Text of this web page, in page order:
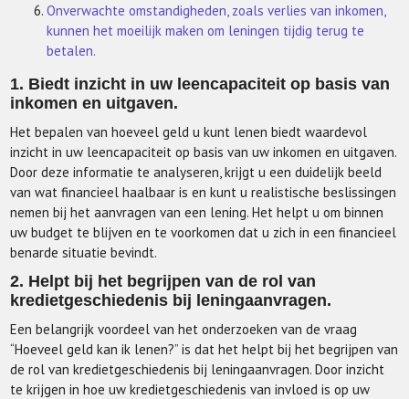
Onverwachte omstandigheden, zoals verlies van inkomen,
kunnen het moeilijk maken om leningen tijdig terug te
betalen.
1. Biedt inzicht in uw leencapaciteit op basis van
inkomen en uitgaven.
Het bepalen van hoeveel geld u kunt lenen biedt waardevol
inzicht in uw leencapaciteit op basis van uw inkomen en uitgaven.
Door deze informatie te analyseren, krijgt u een duidelijk beeld
van wat financieel haalbaar is en kunt u realistische beslissingen
nemen bij het aanvragen van een lening. Het helpt u om binnen
uw budget te blijven en te voorkomen dat u zich in een financieel
benarde situatie bevindt.
2. Helpt bij het begrijpen van de rol van
kredietgeschiedenis bij leningaanvragen.
Een belangrijk voordeel van het onderzoeken van de vraag
“Hoeveel geld kan ik lenen?” is dat het helpt bij het begrijpen van
de rol van kredietgeschiedenis bij leningaanvragen. Door inzicht
te krijgen in hoe uw kredietgeschiedenis van invloed is op uw